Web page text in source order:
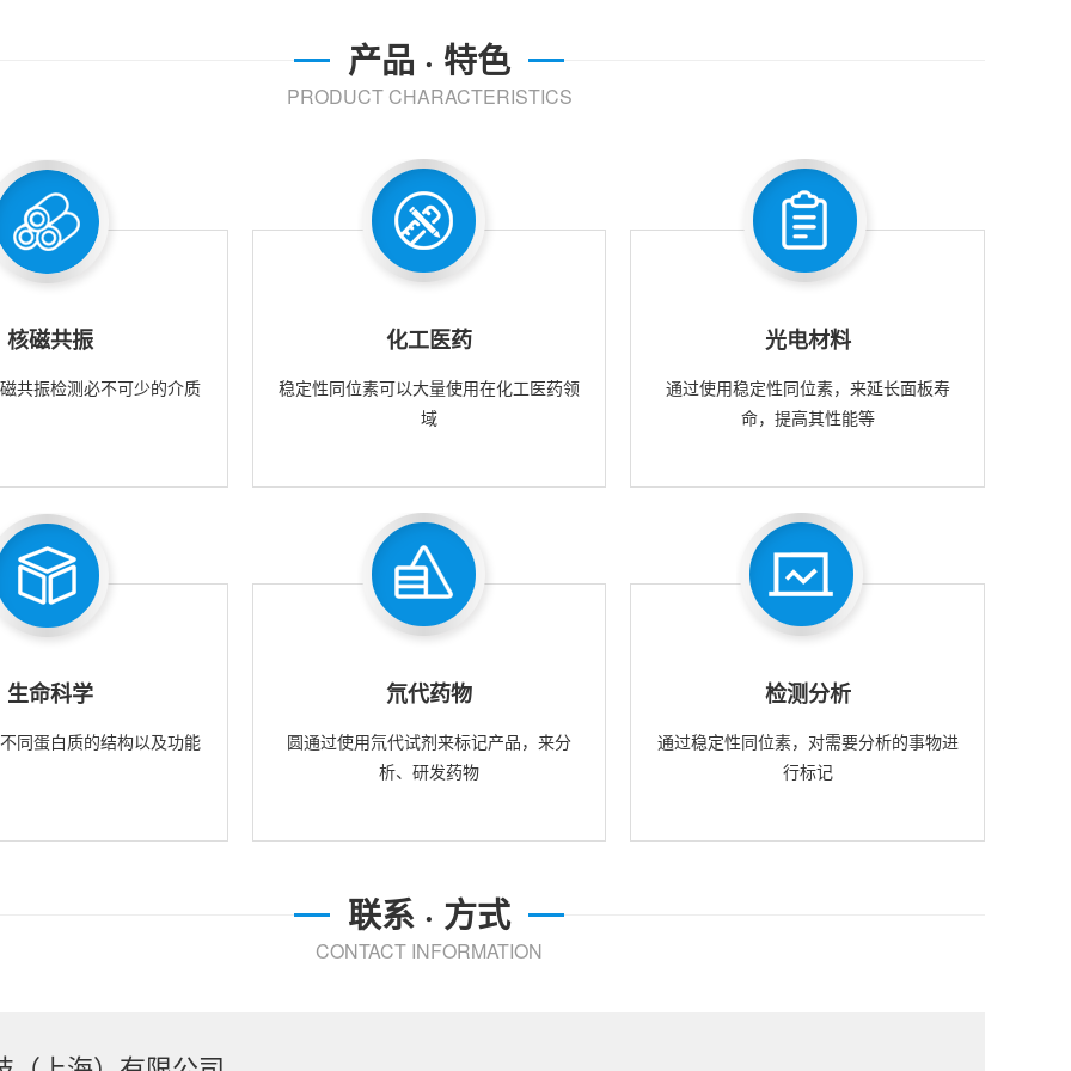
产品 · 特色
PRODUCT CHARACTERISTICS
核磁共振
共振检测必不可少的介质
化工医药
稳定性同位素可以大量使用在化工医药领
域
光电材料
通过使用稳定性同位素，来延长面板寿
命，提高其性能等
生命科学
同蛋白质的结构以及功能
氘代药物
圆通过使用氘代试剂来标记产品，来分
析、研发药物
检测分析
通过稳定性同位素，对需要分析的事物进
行标记
联系 · 方式
CONTACT INFORMATION